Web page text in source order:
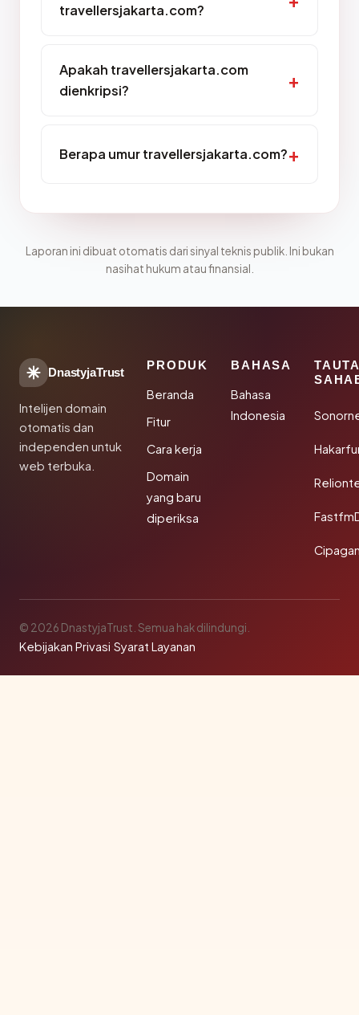
travellersjakarta.com?
Apakah travellersjakarta.com
dienkripsi?
Berapa umur travellersjakarta.com?
Laporan ini dibuat otomatis dari sinyal teknis publik. Ini bukan
nasihat hukum atau finansial.
DnastyjaTrust
Intelijen domain
otomatis dan
independen untuk
web terbuka.
PRODUK
Beranda
Fitur
Cara kerja
Domain
yang baru
diperiksa
BAHASA
Bahasa
Indonesia
© 2026 DnastyjaTrust. Semua hak dilindungi.
Kebijakan Privasi·Syarat Layanan